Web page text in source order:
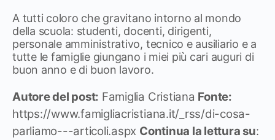
A tutti coloro che gravitano intorno al mondo
della scuola: studenti, docenti, dirigenti,
personale amministrativo, tecnico e ausiliario e a
tutte le famiglie giungano i miei più cari auguri di
buon anno e di buon lavoro.
Autore del post: Famiglia Cristiana Fonte:
https://www.famigliacristiana.it/_rss/di-cosa-
parliamo---articoli.aspx Continua la lettura su: